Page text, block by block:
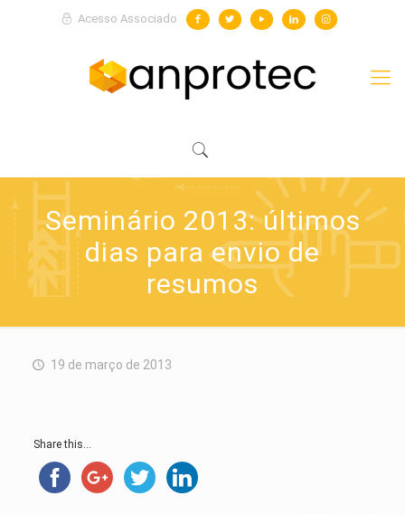
Acesso Associado
Seminário 2013: últimos
dias para envio de
resumos
19 de março de 2013
Share this...